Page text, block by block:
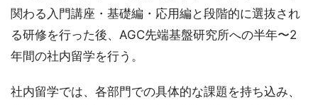
関わる入門講座・基礎編・応用編と段階的に選抜され
る研修を行った後、AGC先端基盤研究所への半年〜2
年間の社内留学を行う。
社内留学では、各部門での具体的な課題を持ち込み、